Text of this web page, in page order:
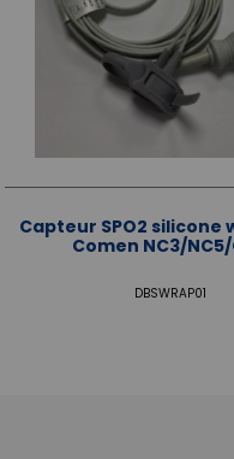
Capteur SPO2 silicone
Comen NC3/
DBSWRAP01